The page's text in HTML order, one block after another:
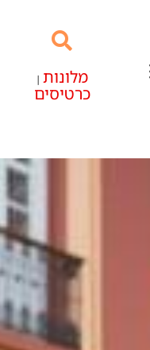
מלונות|
כרטיסים